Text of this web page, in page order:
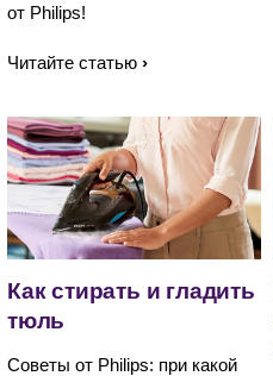
от Philips!
Читайте статью
Как стирать и гладить
тюль
Советы от Philips: при какой